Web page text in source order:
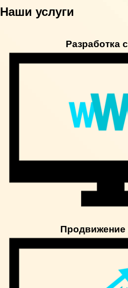
Наши услуги
Разработка
Продвижение